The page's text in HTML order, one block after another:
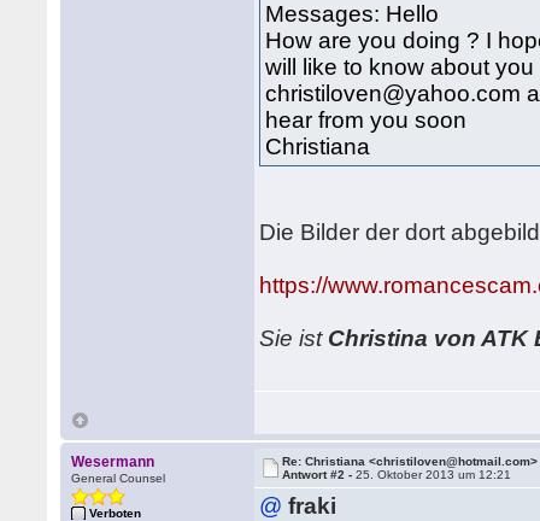
Messages: Hello
How are you doing ? I
will like to know about
christiloven@yahoo.com
hear from you soon
Christiana
Die Bilder der dort
https://
Sie ist Christina von ATK
Wesermann
General Counsel
Verboten
Re: Christiana <christiloven@hotmail.com>
Antwort #2 -25. Oktober 2013 um 12:21
@ fraki